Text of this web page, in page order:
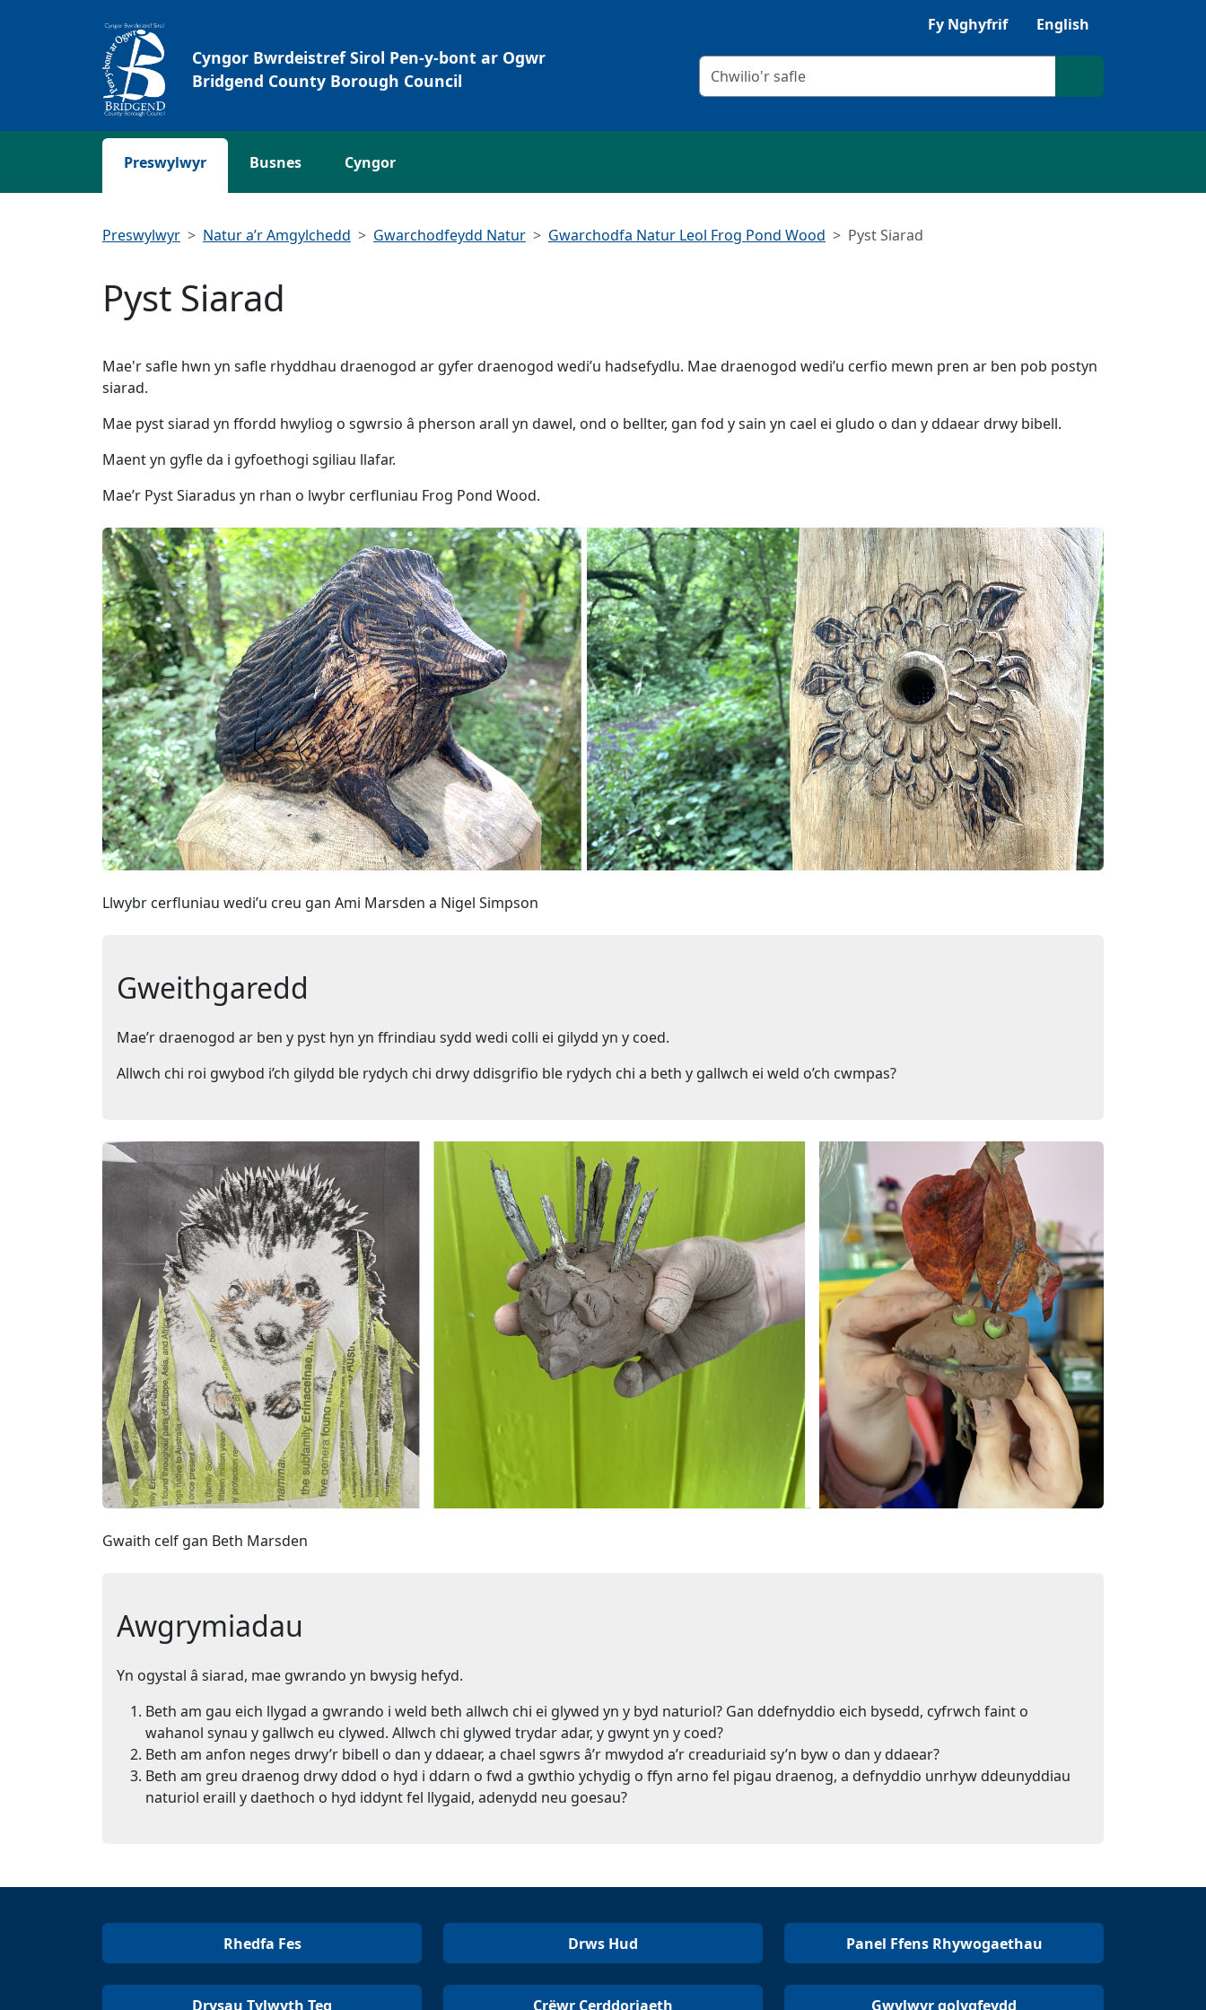
Gwrandewch gyda Browsealoud
Fy Nghyfrif English
Cyngor Bwrdeistref Sirol Pen-y-bont ar Ogwr
Bridgend County Borough Council
Meini prawf chwilio
Chwilio'r safle
Preswylwyr Busnes Cyngor
Preswylwyr Natur a’r Amgylchedd Gwarchodfeydd Natur Gwarchodfa Natur Leol Frog Pond Wood Pyst Siarad
Pyst Siarad
Mae'r safle hwn yn safle rhyddhau draenogod ar gyfer draenogod wedi’u hadsefydlu. Mae draenogod wedi’u cerfio mewn pren ar ben pob postyn
siarad.
Mae pyst siarad yn ffordd hwyliog o sgwrsio â pherson arall yn dawel, ond o bellter, gan fod y sain yn cael ei gludo o dan y ddaear drwy bibell.
Maent yn gyfle da i gyfoethogi sgiliau llafar.
Mae’r Pyst Siaradus yn rhan o lwybr cerfluniau Frog Pond Wood.
Llwybr cerfluniau wedi’u creu gan Ami Marsden a Nigel Simpson
Gweithgaredd
Mae’r draenogod ar ben y pyst hyn yn ffrindiau sydd wedi colli ei gilydd yn y coed.
Allwch chi roi gwybod i’ch gilydd ble rydych chi drwy ddisgrifio ble rydych chi a beth y gallwch ei weld o’ch cwmpas?
Gwaith celf gan Beth Marsden
Awgrymiadau
Yn ogystal â siarad, mae gwrando yn bwysig hefyd.
Beth am gau eich llygad a gwrando i weld beth allwch chi ei glywed yn y byd naturiol? Gan ddefnyddio eich bysedd, cyfrwch faint o
wahanol synau y gallwch eu clywed. Allwch chi glywed trydar adar, y gwynt yn y coed?
Beth am anfon neges drwy’r bibell o dan y ddaear, a chael sgwrs â’r mwydod a’r creaduriaid sy’n byw o dan y ddaear?
Beth am greu draenog drwy ddod o hyd i ddarn o fwd a gwthio ychydig o ffyn arno fel pigau draenog, a defnyddio unrhyw ddeunyddiau
naturiol eraill y daethoch o hyd iddynt fel llygaid, adenydd neu goesau?
Rhedfa Fes
Drysau Tylwyth Teg
Drws Hud
Crëwr Cerddoriaeth
Panel Ffens Rhywogaethau
Gwylwyr golygfeydd